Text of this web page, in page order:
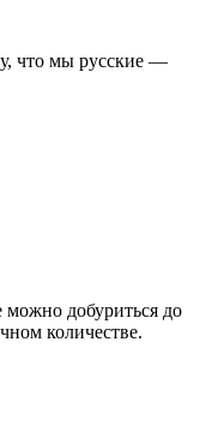
что мы русские —
можно добуриться до
количестве.